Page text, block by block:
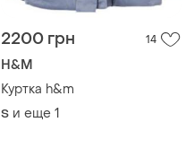
2200 грн 14
H&M
Куртка h&m
S и еще 1